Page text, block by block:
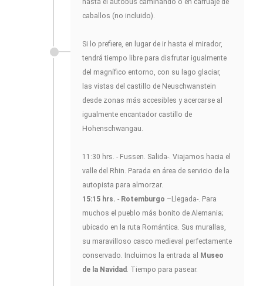
caballos (no incluido).
Si lo prefiere, en lugar de ir hasta el mirador,
tendrá tiempo libre para disfrutar igualmente
del magnífico entorno, con su lago glaciar,
las vistas del castillo de Neuschwanstein
desde zonas más accesibles y acercarse al
igualmente encantador castillo de
Hohenschwangau.
11:30 hrs. - Fussen. Salida-. Viajamos hacia el
valle del Rhin. Parada en área de servicio de la
autopista para almorzar.
15:15 hrs. - Rotemburgo –Llegada-. Para
muchos el pueblo más bonito de Alemania;
ubicado en la ruta Romántica. Sus murallas,
su maravilloso casco medieval perfectamente
conservado. Incluimos la entrada al Museo
de la Navidad
. Tiempo para pasear.